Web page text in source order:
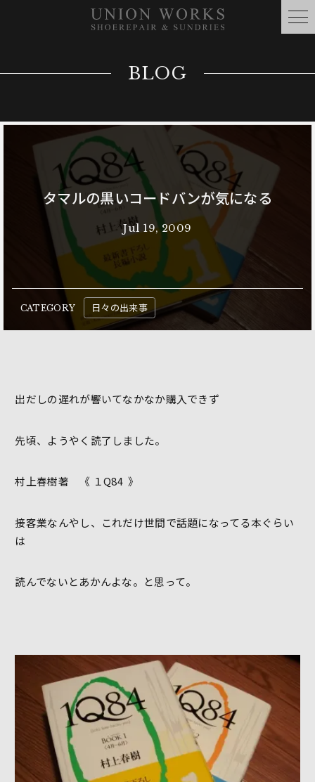
BLOG
タマルの黒いコードバンが気になる
Jul 19, 2009
CATEGORY 日々の出来事
出だしの遅れが響いてなかなか購入できず
先頃、ようやく読了しました。
村上春樹著 《 １Q84 》
接客業なんやし、これだけ世間で話題になってる本ぐらい
は
読んでないとあかんよな。と思って。